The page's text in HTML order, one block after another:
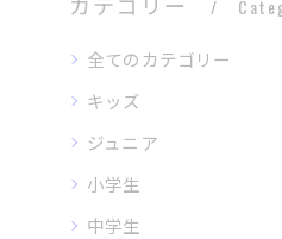
全てのカテゴリー
キッズ
ジュニア
小学生
中学生